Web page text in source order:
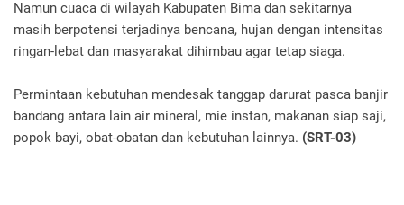
Namun cuaca di wilayah Kabupaten Bima dan sekitarnya
masih berpotensi terjadinya bencana, hujan dengan intensitas
ringan-lebat dan masyarakat dihimbau agar tetap siaga.
Permintaan kebutuhan mendesak tanggap darurat pasca banjir
bandang antara lain air mineral, mie instan, makanan siap saji,
popok bayi, obat-obatan dan kebutuhan lainnya. (SRT-03)